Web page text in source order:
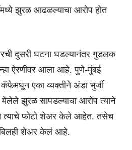
झुरळ आढळल्याचा आरोप होत
दुसरी घटना घडल्यानंतर गुडलक
ऐरणीवर आला आहे. पुणे-मुंबई
एका व्यक्तीने अंडा भुर्जी
मेलेले झुरळ सापडल्याचा आरोप त्याने
त्याचे फोटो शेअर केले आहेत. तसेच
बिलही शेअर केलं आहे.